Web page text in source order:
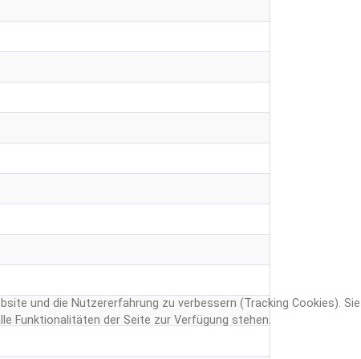
und die Nutzererfahrung zu verbessern (Tracking Cookies). Sie
Funktionalitäten der Seite zur Verfügung stehen.